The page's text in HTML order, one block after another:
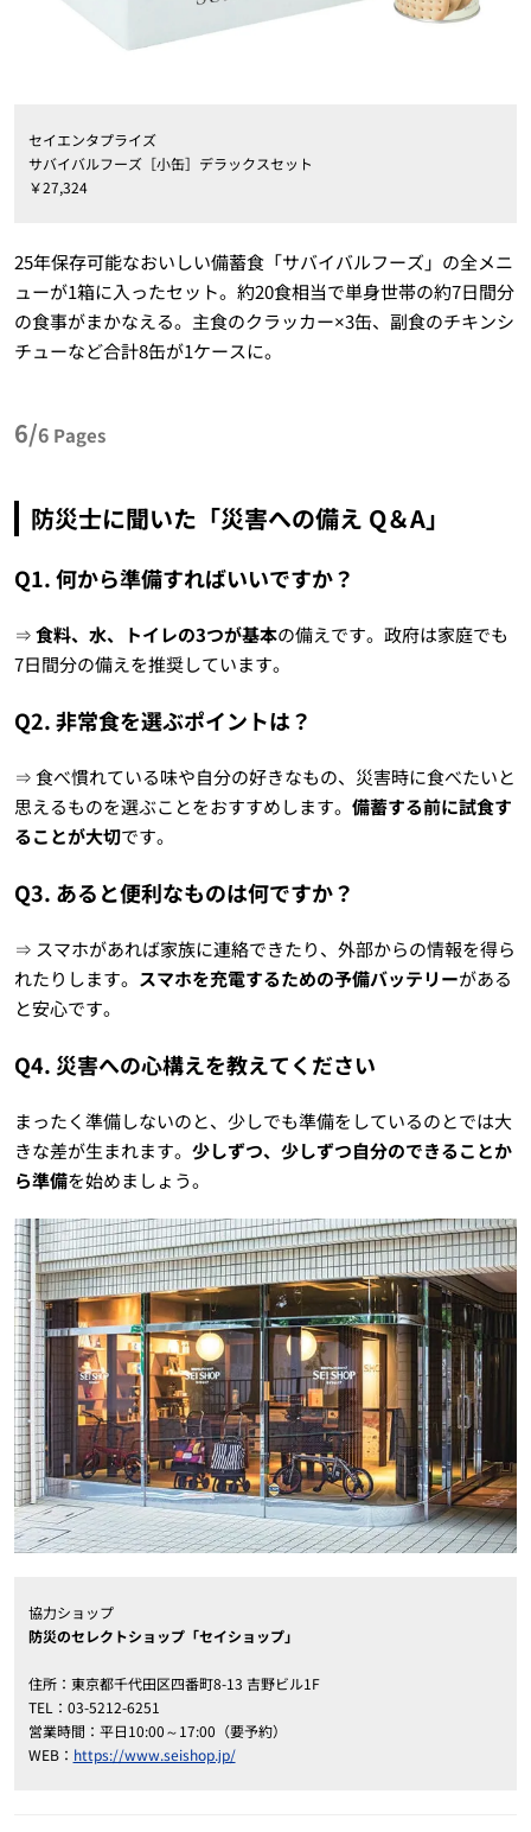
セイエンタプライズ
サバイバルフーズ［小缶］デラックスセット
￥27,324
25年保存可能なおいしい備蓄食「サバイバルフーズ」の全メニ
ューが1箱に入ったセット。約20食相当で単身世帯の約7日間分
の食事がまかなえる。主食のクラッカー×3缶、副食のチキンシ
チューなど合計8缶が1ケースに。
6/6 Pages
防災士に聞いた「災害への備え Q＆A」
Q1. 何から準備すればいいですか？
⇒食料、水、トイレの3つが基本の備えです。政府は家庭でも
7日間分の備えを推奨しています。
Q2. 非常食を選ぶポイントは？
⇒ 食べ慣れている味や自分の好きなもの、災害時に食べたいと
思えるものを選ぶことをおすすめします。 備蓄する前に試食す
ることが大切です。
Q3. あると便利なものは何ですか？
⇒ スマホがあれば家族に連絡できたり、外部からの情報を得ら
れたりします。 スマホを充電するための予備バッテリーがある
と安心です。
Q4. 災害への心構えを教えてください
まったく準備しないのと、少しでも準備をしているのとでは大
きな差が生まれます。 少しずつ、少しずつ自分のできることか
ら準備を始めましょう。
協力ショップ
防災のセレクトショップ「セイショップ」
住所：東京都千代田区四番町8-13 吉野ビル1F
TEL：03-5212-6251
営業時間：平日10:00～17:00（要予約）
WEB： https://www.seishop.jp/